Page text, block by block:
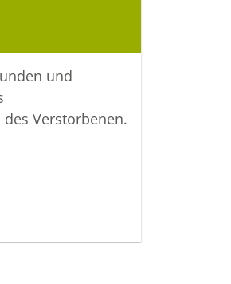
und
Verstorbenen.